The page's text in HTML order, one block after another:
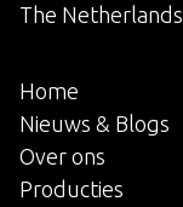
The Netherlands
Home
Nieuws & Blogs
Over ons
Producties